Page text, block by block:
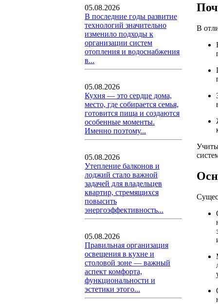
05.08.2026
В последние годы развитие
технологий значительно
изменило подходы к
организации систем
отопления и водоснабжения
в...
05.08.2026
Кухня — это сердце дома,
место, где собирается семья,
готовится пища и создаются
особенные моменты.
Именно поэтому...
05.08.2026
Утепление балконов и
лоджий стало важной
задачей для владельцев
квартир, стремящихся
повысить
энергоэффективность...
05.08.2026
Правильная организация
освещения в кухне и
столовой зоне — важный
аспект комфорта,
функциональности и
эстетики этого...
В